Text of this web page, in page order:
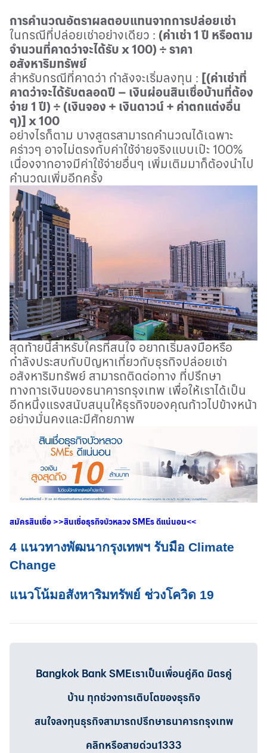
การคำนวณอัตราผลตอบแทนจากการปล่อยเช่า
ในกรณีที่ปล่อยเช่าอย่างเดียว : (ค่าเช่า 1 ปี หรือตาม
จำนวนที่คาดว่าจะได้รับ x100) ÷ ราคา
อสังหาริมทรัพย์
สำหรับกรณีที่คาดว่า กำลังจะเริ่มลงทุน : [(ค่าเช่าที่
คาดว่าจะได้รับตลอดปี – เงินผ่อนสินเชื่อบ้านที่ต้อง
จ่าย 1 ปี) ÷ (เงินจอง + เงินดาวน์ + ค่าตกแต่งอื่น
ๆ)] x100
อย่างไรก็ตาม บางสูตรสามารถคำนวณได้เฉพาะ
คร่าวๆ อาจไม่ตรงกับค่าใช้จ่ายจริงแบบเป๊ะ 100%
เนื่องจากอาจมีค่าใช้จ่ายอื่นๆ เพิ่มเติมมาก็ต้องนำไป
คำนวณเพิ่มอีกครั้ง
สุดท้ายนี้สำหรับใครที่สนใจ อยากเริ่มลงมือหรือ
กำลังประสบกับปัญหาเกี่ยวกับธุรกิจปล่อยเช่า
อสังหาริมทรัพย์ สามารถติดต่อทาง ที่ปรึกษา
ทางการเงินของธนาคารกรุงเทพ เพื่อให้เราได้เป็น
อีกหนึ่งแรงสนับสนุนให้ธุรกิจของคุณก้าวไปข้างหน้า
อย่างมั่นคงและมีศักยภาพ
สมัครสินเชื่อ >>สินเชื่อธุรกิจบัวหลวงSMEsดีแน่นอน<<
4 แนวทางพัฒนากรุงเทพฯ รับมือ Climate
Change
แนวโน้มอสังหาริมทรัพย์ ช่วงโควิด 19
Bangkok Bank SMEเราเป็นเพื่อนคู่คิด มิตรคู่
บ้าน ทุกช่วงการเติบโตของธุรกิจ
สนใจลงทุนธุรกิจสามารถปรึกษาธนาคารกรุงเทพ
คลิกหรือสายด่วน1333